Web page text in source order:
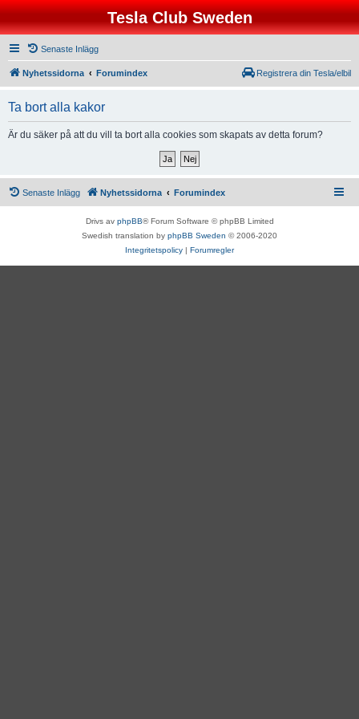
Tesla Club Sweden
Senaste Inlägg
Nyhetssidorna Forumindex Registrera din Tesla/elbil
Ta bort alla kakor
Är du säker på att du vill ta bort alla cookies som skapats av detta forum?
Senaste Inlägg Nyhetssidorna Forumindex
Drivs av phpBB® Forum Software © phpBB Limited
Swedish translation by phpBB Sweden © 2006-2020
Integritetspolicy | Forumregler